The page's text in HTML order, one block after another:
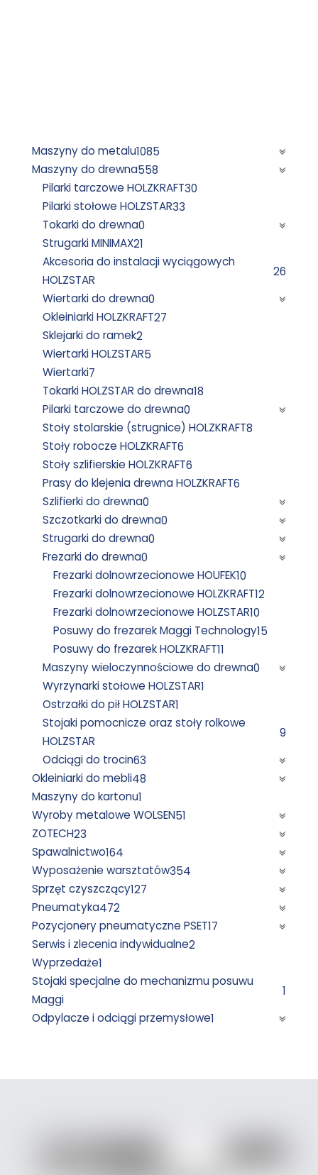
Maszyny do metalu1085
Maszyny do drewna558
Pilarki tarczowe HOLZKRAFT30
Pilarki stołowe HOLZSTAR33
Tokarki do drewna0
Strugarki MINIMAX21
Akcesoria do instalacji wyciągowych
HOLZSTAR
26
Wiertarki do drewna0
Okleiniarki HOLZKRAFT27
Sklejarki do ramek2
Wiertarki HOLZSTAR5
Wiertarki7
Tokarki HOLZSTAR do drewna18
Pilarki tarczowe do drewna0
Stoły stolarskie (strugnice) HOLZKRAFT8
Stoły robocze HOLZKRAFT6
Stoły szlifierskie HOLZKRAFT6
Prasy do klejenia drewna HOLZKRAFT6
Szlifierki do drewna0
Szczotkarki do drewna0
Strugarki do drewna0
Frezarki do drewna0
Frezarki dolnowrzecionowe HOUFEK10
Frezarki dolnowrzecionowe HOLZKRAFT12
Frezarki dolnowrzecionowe HOLZSTAR10
Posuwy do frezarek Maggi Technology15
Posuwy do frezarek HOLZKRAFT11
Maszyny wieloczynnościowe do drewna0
Wyrzynarki stołowe HOLZSTAR1
Ostrzałki do pił HOLZSTAR1
Stojaki pomocnicze oraz stoły rolkowe
HOLZSTAR
9
Odciągi do trocin63
Okleiniarki do mebli48
Maszyny do kartonu1
Wyroby metalowe WOLSEN51
ZOTECH23
Spawalnictwo164
Wyposażenie warsztatów354
Sprzęt czyszczący127
Pneumatyka472
Pozycjonery pneumatyczne PSET17
Serwis i zlecenia indywidualne2
Wyprzedaże1
Stojaki specjalne do mechanizmu posuwu
Maggi
1
Odpylacze i odciągi przemysłowe1